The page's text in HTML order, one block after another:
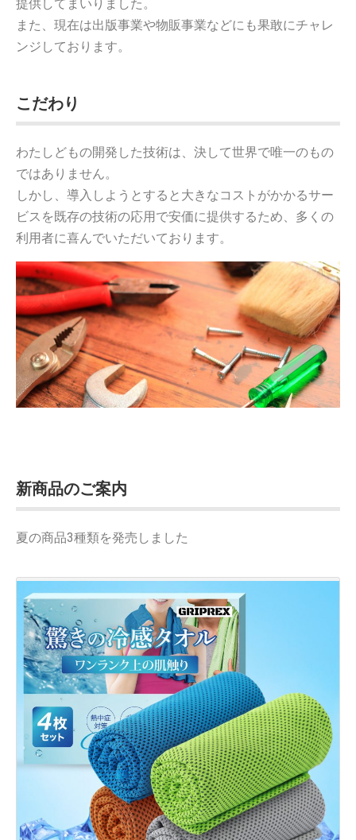
提供してまいりました。
また、現在は出版事業や物販事業などにも果敢にチャレ
ンジしております。
こだわり
わたしどもの開発した技術は、決して世界で唯一のもの
ではありません。
しかし、導入しようとすると大きなコストがかかるサー
ビスを既存の技術の応用で安価に提供するため、多くの
利用者に喜んでいただいております。
新商品のご案内
夏の商品3種類を発売しました